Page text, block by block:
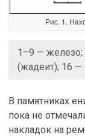
Рис. 1.
1–9 — железо;
(жадеит); 16 —
В памятниках
пока не
накладок на